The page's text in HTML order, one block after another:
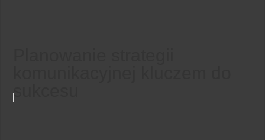
sukcesu